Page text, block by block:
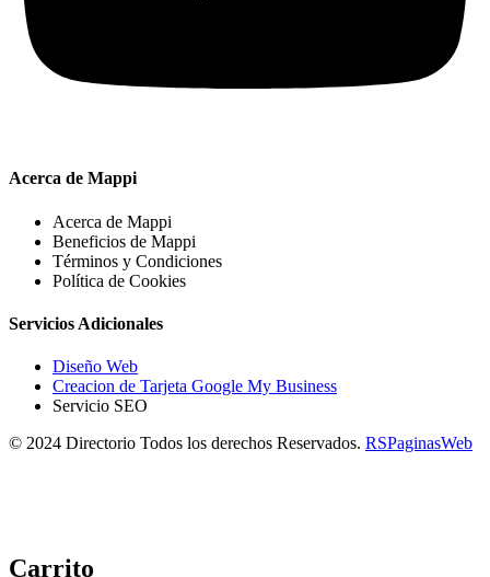
Acerca de Mappi
Acerca de Mappi
Beneficios de Mappi
Términos y Condiciones
Política de Cookies
Servicios Adicionales
Diseño Web
Creacion de Tarjeta Google My Business
Servicio SEO
© 2024 Directorio Todos los derechos Reservados. RSPaginasWeb
Carrito